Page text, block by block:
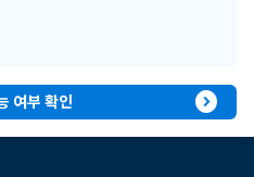
여부 확인 expand_circle_right